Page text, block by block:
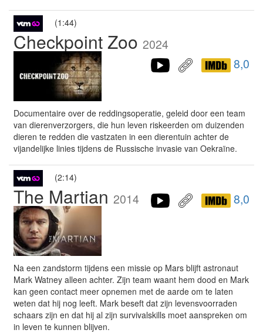
(1:44)
Checkpoint Zoo 2024
8,0
Documentaire over de reddingsoperatie, geleid door een team
van dierenverzorgers, die hun leven riskeerden om duizenden
dieren te redden die vastzaten in een dierentuin achter de
vijandelijke linies tijdens de Russische invasie van Oekraïne.
(2:14)
The Martian 2014 8,0
Na een zandstorm tijdens een missie op Mars blijft astronaut
Mark Watney alleen achter. Zijn team waant hem dood en Mark
kan geen contact meer opnemen met de aarde om te laten
weten dat hij nog leeft. Mark beseft dat zijn levensvoorraden
schaars zijn en dat hij al zijn survivalskills moet aanspreken om
in leven te kunnen blijven.